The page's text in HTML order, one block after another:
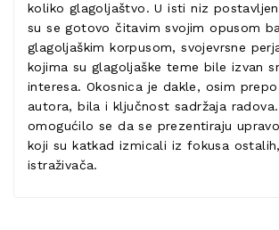
koliko glagoljaštvo. U isti niz
su se gotovo čitavim svojim opusom
glagoljaškim korpusom, svojevrsne
kojima su glagoljaške teme bile izvan
interesa. Okosnica je dakle, osim
autora, bila i ključnost sadržaja
omogućilo se da se prezentiraju
koji su katkad izmicali iz fokusa
istraživača.